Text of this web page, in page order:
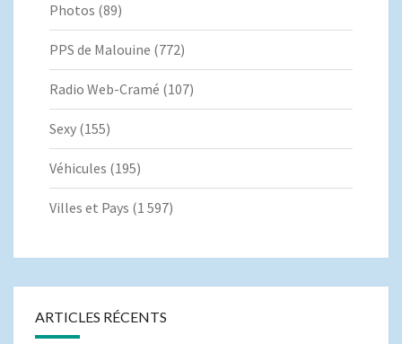
Photos (89)
PPS de Malouine (772)
Radio Web-Cramé (107)
Sexy (155)
Véhicules (195)
Villes et Pays (1 597)
ARTICLES RÉCENTS